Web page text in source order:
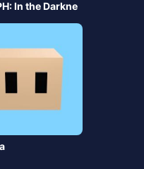
In the Darkne